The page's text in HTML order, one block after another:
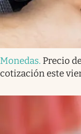
Monedas. Precio
cotización este